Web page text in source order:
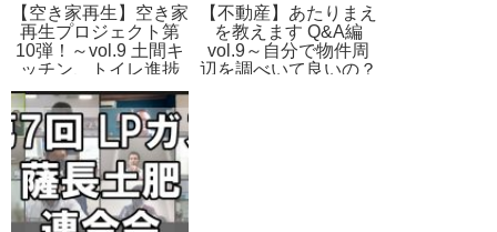
【空き家再生】空き家
再生プロジェクト第
10弾！～vol.9 土間キ
ッチン、トイレ進捗
【不動産】あたりまえ
を教えます Q&A編
vol.9～自分で物件周
辺を調べいて良いの？